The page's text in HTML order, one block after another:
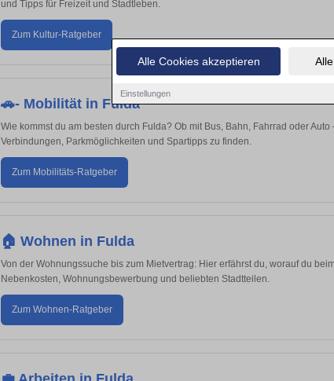
Alle Cookies akzeptieren
Einstellungen
und Tipps für Freizeit und Stadtleben.
Zum Kultur-Ratgeber
🚗- Mobilität in Fulda
Wie kommst du am besten durch Fulda? Ob mit Bus, Bahn, Fahrrad oder
Verbindungen, Parkmöglichkeiten und Spartipps zu finden.
Zum Mobilitäts-Ratgeber
🏠 Wohnen in Fulda
Von der Wohnungssuche bis zum Mietvertrag: Hier erfährst du, worauf du
Nebenkosten, Wohnungsbewerbung und beliebten Stadtteilen.
Zum Wohnen-Ratgeber